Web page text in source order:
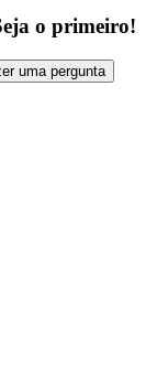
o primeiro!
uma pergunta